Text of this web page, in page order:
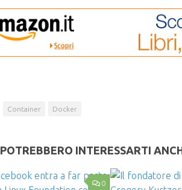
Container Docker
POTREBBERO INTERESSARTI
0